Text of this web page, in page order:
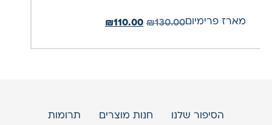
מארז פרימיום ₪130.00
₪110.00
הסיפור שלנו חנות מוצרים תרומות